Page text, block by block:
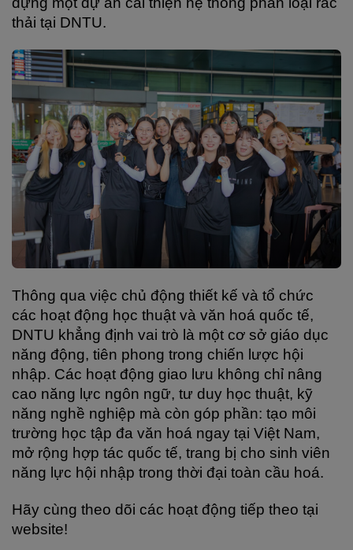
thải tại DNTU.
Thông qua việc chủ động thiết kế và tổ chức
các hoạt động học thuật và văn hoá quốc tế,
DNTU khẳng định vai trò là một cơ sở giáo dục
năng động, tiên phong trong chiến lược hội
nhập. Các hoạt động giao lưu không chỉ nâng
cao năng lực ngôn ngữ, tư duy học thuật, kỹ
năng nghề nghiệp mà còn góp phần: tạo môi
trường học tập đa văn hoá ngay tại Việt Nam,
mở rộng hợp tác quốc tế, trang bị cho sinh viên
năng lực hội nhập trong thời đại toàn cầu hoá.
Hãy cùng theo dõi các hoạt động tiếp theo tại
website!